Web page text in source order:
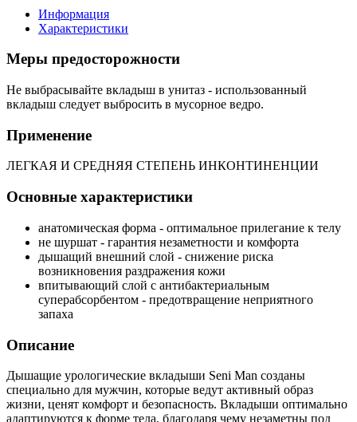
Информация
Характеристики
Меры предосторожности
Не выбрасывайте вкладыш в унитаз - использованный
вкладыш следует выбросить в мусорное ведро.
Применение
ЛЕГКАЯ И СРЕДНЯЯ СТЕПЕНЬ ИНКОНТИНЕНЦИИ
Основные характеристики
анатомическая форма - оптимальное прилегание к телу
не шуршат - гарантия незаметности и комфорта
дышащий внешний слой - снижение риска
возникновения раздражения кожи
впитывающий слой с антибактериальным
суперабсорбентом - предотвращение неприятного
запаха
Описание
Дышащие урологические вкладыши Seni Man созданы
специально для мужчин, которые ведут активный образ
жизни, ценят комфорт и безопасность. Вкладыши оптимально
адаптируются к форме тела, благодаря чему незаметны под